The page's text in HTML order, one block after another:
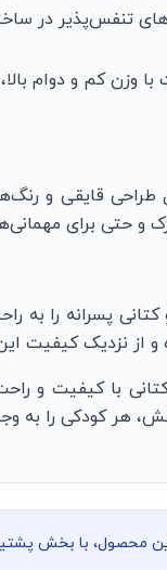
تنفس‌پذیر در
با وزن کم و دوام
قایقی و
و حتی برای
پسرانه را به
از نزدیک کیفیت
با کیفیت و
هر کودکی را به
این محصول، با بخش